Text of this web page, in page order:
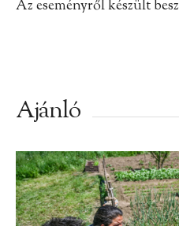
Az eseményről készült
Ajánló